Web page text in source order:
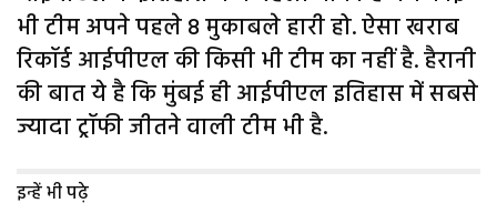
भी टीम अपने पहले 8 मुकाबले हारी हो. ऐसा खराब
रिकॉर्ड आईपीएल की किसी भी टीम का नहीं है. हैरानी
की बात ये है कि मुंबई ही आईपीएल इतिहास में सबसे
ज्यादा ट्रॉफी जीतने वाली टीम भी है.
इन्हें भी पढ़े